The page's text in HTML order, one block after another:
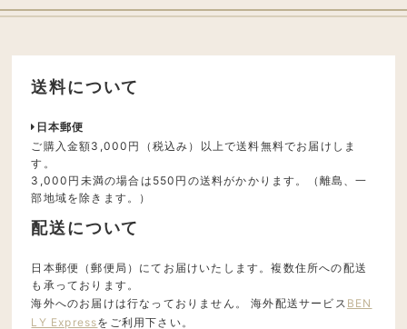
送料について
日本郵便
ご購入金額3,000円（税込み）以上で送料無料でお届けしま
す。
3,000円未満の場合は550円の送料がかかります。（離島、一
部地域を除きます。）
配送について
日本郵便（郵便局）にてお届けいたします。複数住所への配送
も承っております。
海外へのお届けは行なっておりません。 海外配送サービス BEN
LY Expressをご利用下さい。